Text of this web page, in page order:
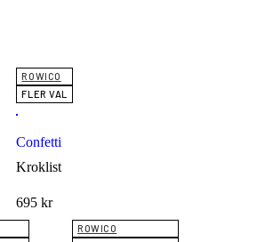
ROWICO
FLER VAL
Confetti
Kroklist
695kr
ROWICO